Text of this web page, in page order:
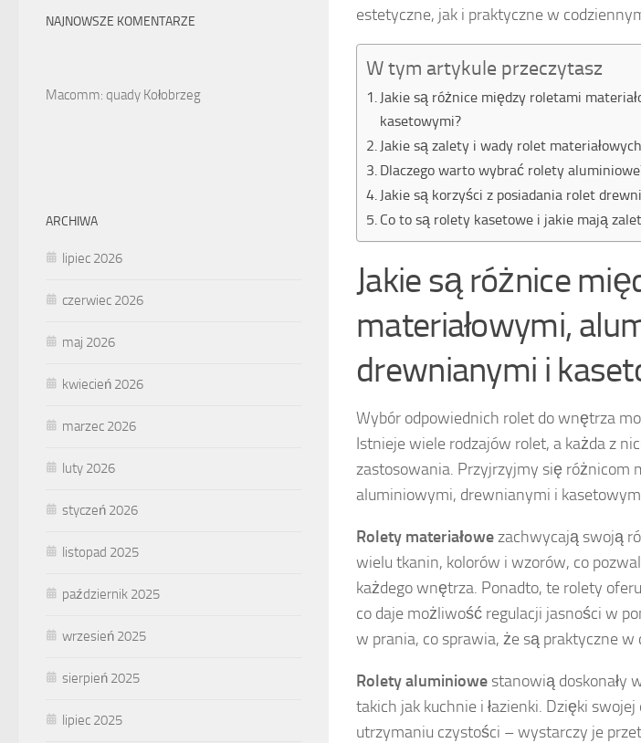
estetyczne, jak i praktyczne w
W tym artykule przeczytasz
Jakie są różnice między roletami
kasetowymi?
Jakie są zalety i wady rolet
Dlaczego warto wybrać rolety
Jakie są korzyści z posiadania rolet
Co to są rolety kasetowe i jakie mają
Jakie są różnice
materiałowymi,
drewnianymi i
Wybór odpowiednich rolet do wnętrza
Istnieje wiele rodzajów rolet, a każda z
zastosowania. Przyjrzyjmy się różnicom
aluminiowymi, drewnianymi i
Rolety materiałowezachwycają swoją
wielu tkanin, kolorów i wzorów, co
każdego wnętrza. Ponadto, te rolety
co daje możliwość regulacji jasności w
w prania, co sprawia, że są praktyczne
Rolety aluminiowe stanowią doskonały
takich jak kuchnie i łazienki. Dzięki
utrzymaniu czystości – wystarczy je
NAJNOWSZE KOMENTARZE
Macomm: quady Kołobrzeg
ARCHIWA
lipiec 2026
czerwiec 2026
maj 2026
kwiecień 2026
marzec 2026
luty 2026
styczeń 2026
listopad 2025
październik 2025
wrzesień 2025
sierpień 2025
lipiec 2025